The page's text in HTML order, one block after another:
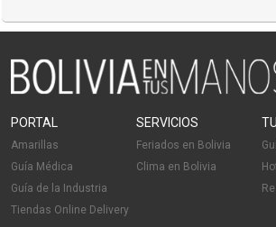
PORTAL
Amarillas
Guía Médica
Guía de la Industria
Tiendas Online Delivery
SERVICIOS
Feriados en Bolivia
Clima en Bolivia